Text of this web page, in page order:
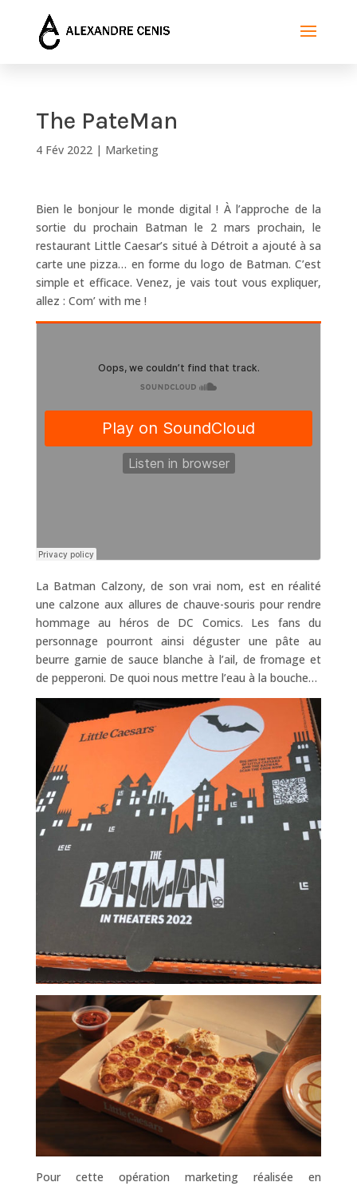
The PateMan
4 Fév 2022| Marketing
Bien le bonjour le monde digital ! À l’approche de la
sortie du prochain Batman le 2 mars prochain, le
restaurant Little Caesar’s situé à Détroit a ajouté à sa
carte une pizza… en forme du logo de Batman. C’est
simple et efficace. Venez, je vais tout vous expliquer,
allez : Com’ with me !
La Batman Calzony, de son vrai nom, est en réalité
une calzone aux allures de chauve-souris pour rendre
hommage au héros de DC Comics. Les fans du
personnage pourront ainsi déguster une pâte au
beurre garnie de sauce blanche à l’ail, de fromage et
de pepperoni. De quoi nous mettre l’eau à la bouche…
Pour cette opération marketing réalisée en